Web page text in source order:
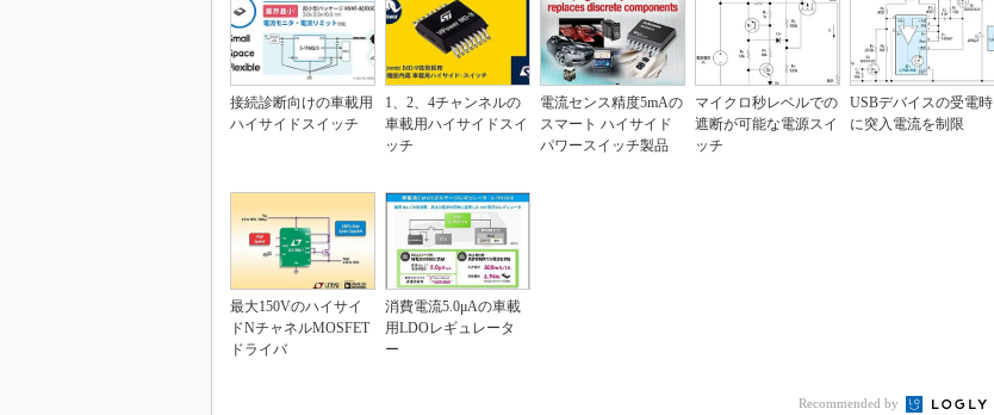
接続診断向けの車載用
ハイサイドスイッチ
1、2、4チャンネルの
車載用ハイサイドスイ
ッチ
電流センス精度5mAの
スマート ハイサイド
パワースイッチ製品
マイクロ秒レベルでの
遮断が可能な電源スイ
ッチ
USBデバイスの受電時
に突入電流を制限
最大150Vのハイサイ
ドNチャネルMOSFET
ドライバ
消費電流5.0μAの車載
用LDOレギュレータ
ー
Recommended by